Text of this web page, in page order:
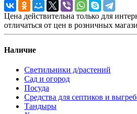
Цена действительна только для
отличаться от цен в розничных
Наличие
Светильники д/растений
Сад и огород
Посуда
Средства для септиков и
Тандыры